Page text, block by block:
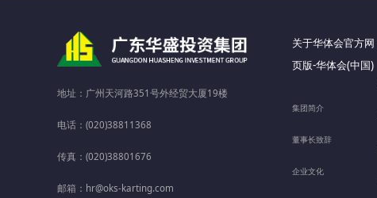
地址：广州天河路351号外经贸大厦19楼
电话：(020)38811368
传真：(020)38801676
邮箱：hr@oks-karting.com
关于华体会官方网
页版-华体会(中国)
集团简介
董事长致辞
企业文化